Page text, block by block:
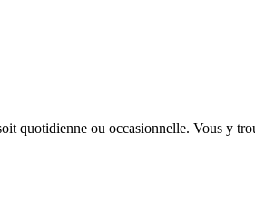
quotidienne ou occasionnelle. Vous y